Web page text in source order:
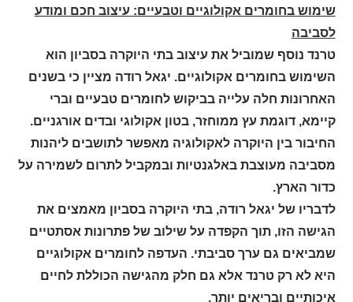
שימוש בחומרים אקולוגיים וטבעיים: עיצוב חכם ומודע
לסביבה
טרנד נוסף שמוביל את עיצוב בתי היוקרה בסביון הוא
השימוש בחומרים אקולוגיים. יגאל רודה מציין כי בשנים
האחרונות חלה עלייה בביקוש לחומרים טבעיים וברי
קיימא, דוגמת עץ ממוחזר, בטון אקולוגי ובדים אורגניים.
החיבור בין היוקרה לאקולוגיה מאפשר לתושבים ליהנות
מסביבה מעוצבת באלגנטיות ובמקביל לתרום לשמירה על
כדור הארץ.
לדבריו של יגאל רודה, בתי היוקרה בסביון מאמצים את
הגישה הזו, תוך הקפדה על שילוב של פתרונות אסתטיים
שמביאים גם ערך סביבתי. העדפה לחומרים אקולוגיים
היא לא רק טרנד אלא גם חלק מהגישה הכוללת לחיים
איכותיים ובריאים יותר.